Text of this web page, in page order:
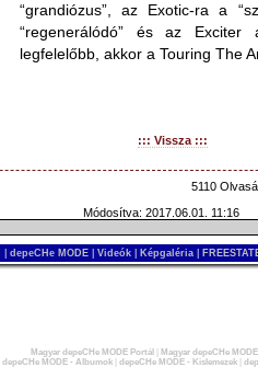
“grandiózus”, az Exotic-ra a
“regenerálódó” és az Exciter
legfelelőbb, akkor a Touring The
::: Vissza :::
5110
Módosítva: 2017.06.01. 11:16
depeCHe MODE Videók Képgaléria
Magyar depeCHe MODE Portál
Magyar depeCHe
depeCHe MODE - Albumok| depeCHe MODE - Kislemezek|